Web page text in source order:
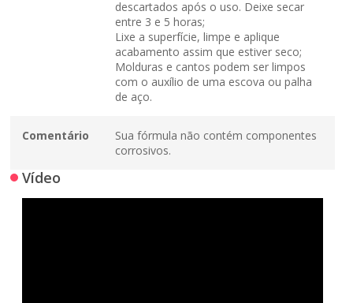
descartados após o uso. Deixe secar
entre 3 e 5 horas;
Lixe a superfície, limpe e aplique
acabamento assim que estiver seco;
Molduras e cantos podem ser limpos
com o auxílio de uma escova ou palha
de aço.
Comentário
Sua fórmula não contém componentes
corrosivos.
Vídeo